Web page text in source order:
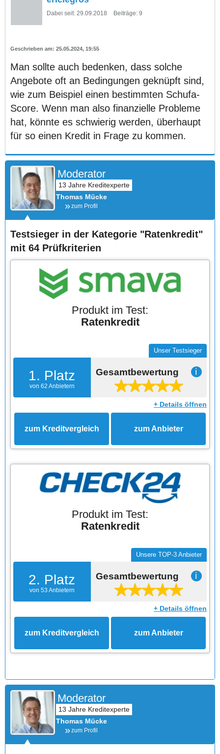
Dabei seit: 29.09.2018 Beiträge: 9
25.05.2024, 19:55
Man sollte auch bedenken, dass solche
Angebote oft an Bedingungen geknüpft sind,
wie zum Beispiel einen bestimmten Schufa-
Score. Wenn man also finanzielle Probleme
hat, könnte es schwierig werden, überhaupt
für so einen Kredit in Frage zu kommen.
Moderator
Thomas Mücke
zum Profil
Testsieger in der Kategorie "Ratenkredit"
mit 64 Prüfkriterien
Produkt im Test:
Ratenkredit
1. Platz
von 62 Anbietern
Unser Testsieger
Gesamtbewertung ℹ
+ Details öffnen
zum Kreditvergleich zum Anbieter
Produkt im Test:
Ratenkredit
2. Platz
von 53 Anbietern
Unsere TOP-3 Anbieter
Gesamtbewertung ℹ
+ Details öffnen
zum Kreditvergleich zum Anbieter
Moderator
Thomas Mücke
zum Profil